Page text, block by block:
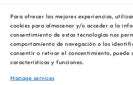
Para ofrecer las mejores experiencias,
cookies para almacenar y/o acceder a la
consentimiento de estas tecnologías nos
comportamiento de navegación o las
consentir o retirar el consentimiento,
características y funciones.
Manage services
ENGADIR AO CALENDARIO